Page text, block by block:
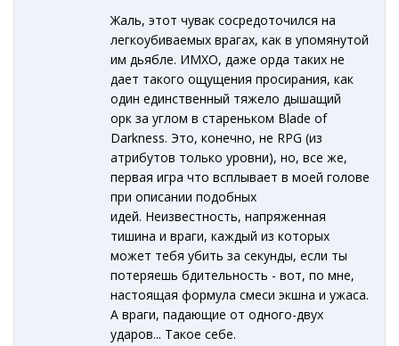
Жаль, этот чувак сосредоточился на
легкоубиваемых врагах, как в упомянутой
им дьябле. ИМХО, даже орда таких не
дает такого ощущения просирания, как
один единственный тяжело дышащий
орк за углом в стареньком Blade of
Darkness. Это, конечно, не RPG (из
атрибутов только уровни), но, все же,
первая игра что всплывает в моей голове
при описании подобных
идей. Неизвестность, напряженная
тишина и враги, каждый из которых
может тебя убить за секунды, если ты
потеряешь бдительность - вот, по мне,
настоящая формула смеси экшна и ужаса.
А враги, падающие от одного-двух
ударов... Такое себе.